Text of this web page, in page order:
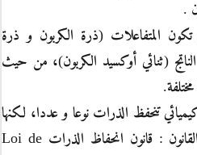
.
المتفاعلات (ذرة الكربون و ذرة
(ثنائي أوكسيد الكربون)، من حيث
تنحفظ الذرات نوعا و عددا، لكنها
ترتبط بكيفية مختلفة. يسمى هذا القانون : قانون انحفاظ الذرات Loi de